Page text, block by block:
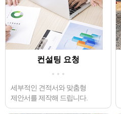
컨설팅 요청
세부적인 견적서와 맞춤형
제안서를 제작해 드립니다.